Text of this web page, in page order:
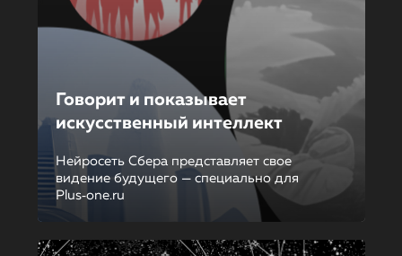
Говорит и показывает
искусственный интеллект
Нейросеть Сбера представляет свое
видение будущего — специально для
Plus‑one.ru